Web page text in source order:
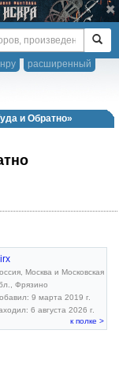
расширенный
и Обратно»
Москва и Московская
Фрязино
9 марта 2019 г.
6 августа 2026 г.
к полке >